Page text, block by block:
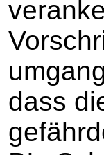
dass